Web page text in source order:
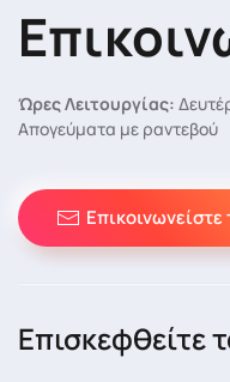
Ώρες Λειτουργίας:
Απογεύματα με ραντεβού
Επισκεφθείτε